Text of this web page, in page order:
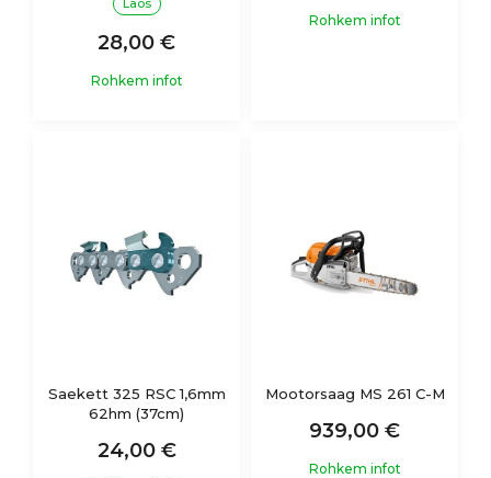
Laos
28,00 €
Rohkem infot
Rohkem infot
Saekett 325 RSC 1,6mm
62hm (37cm)
24,00 €
Mootorsaag MS 261 C-M
939,00 €
Rohkem infot